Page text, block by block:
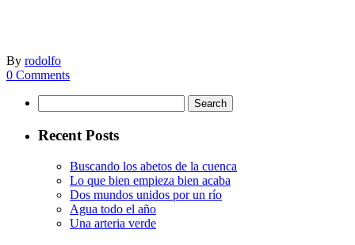
By rodolfo
0 Comments
for:
Recent Posts
Buscando los abetos de la cuenca
Lo que bien empieza bien acaba
Dos mundos unidos por un río
Agua todo el año
Una arteria verde